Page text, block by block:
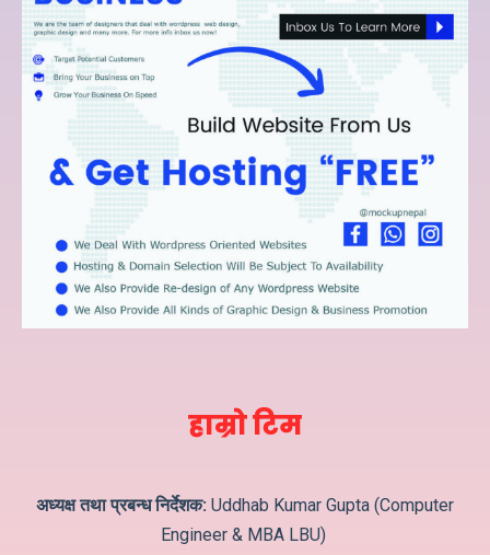
हाम्रो टिम
अध्यक्ष तथा प्रबन्ध निर्देशक: Uddhab Kumar Gupta (Computer
Engineer & MBA LBU)